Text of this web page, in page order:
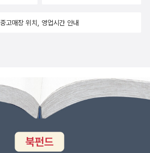
중고매장 위치, 영업시간 안내